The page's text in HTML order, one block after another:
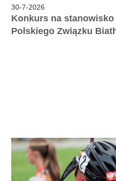
30-7-2026
Konkurs na
Polskiego Związku